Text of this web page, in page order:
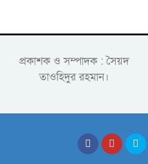
প্রকাশক ও সম্পাদক : সৈয়দ
তাওহিদুর রহমান।